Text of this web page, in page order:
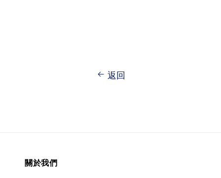
返回
關於我們